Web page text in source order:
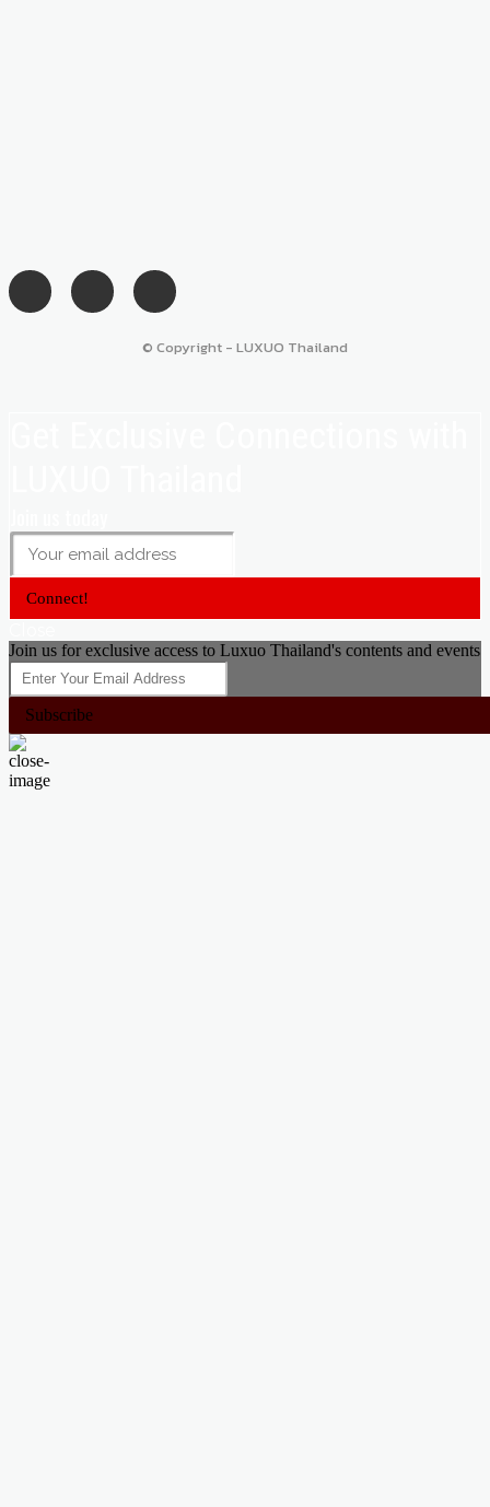
© Copyright - LUXUO Thailand
Connect!
Join us for exclusive access to Luxuo Thailand's contents and events
Subscribe